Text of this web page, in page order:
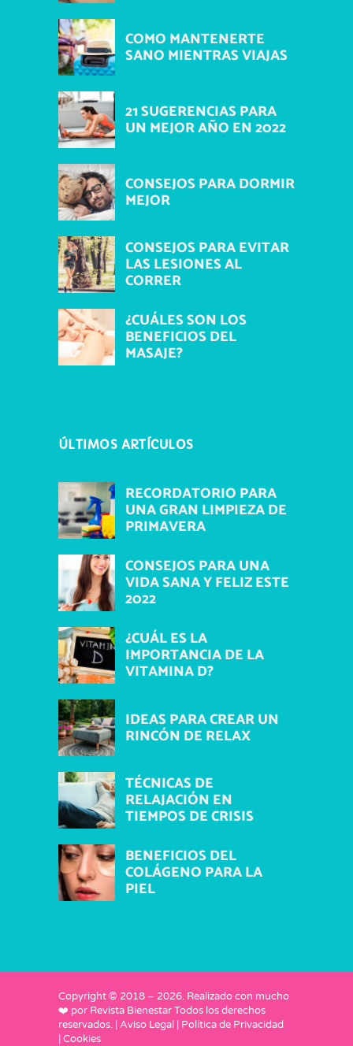
COMO MANTENERTE
SANO MIENTRAS VIAJAS
21 SUGERENCIAS PARA
UN MEJOR AÑO EN 2022
CONSEJOS PARA DORMIR
MEJOR
CONSEJOS PARA EVITAR
LAS LESIONES AL
CORRER
¿CUÁLES SON LOS
BENEFICIOS DEL
MASAJE?
ÚLTIMOS ARTÍCULOS
RECORDATORIO PARA
UNA GRAN LIMPIEZA DE
PRIMAVERA
CONSEJOS PARA UNA
VIDA SANA Y FELIZ ESTE
2022
¿CUÁL ES LA
IMPORTANCIA DE LA
VITAMINA D?
IDEAS PARA CREAR UN
RINCÓN DE RELAX
TÉCNICAS DE
RELAJACIÓN EN
TIEMPOS DE CRISIS
BENEFICIOS DEL
COLÁGENO PARA LA
PIEL
Copyright © 2018 – 2026. Realizado con mucho
❤️ por Revista BienestarTodos los derechos
reservados. | Aviso Legal
Política de Privacidad
Cookies